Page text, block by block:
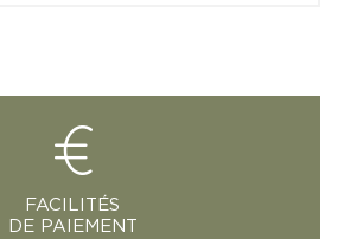
FACILITÉS
DE PAIEMENT